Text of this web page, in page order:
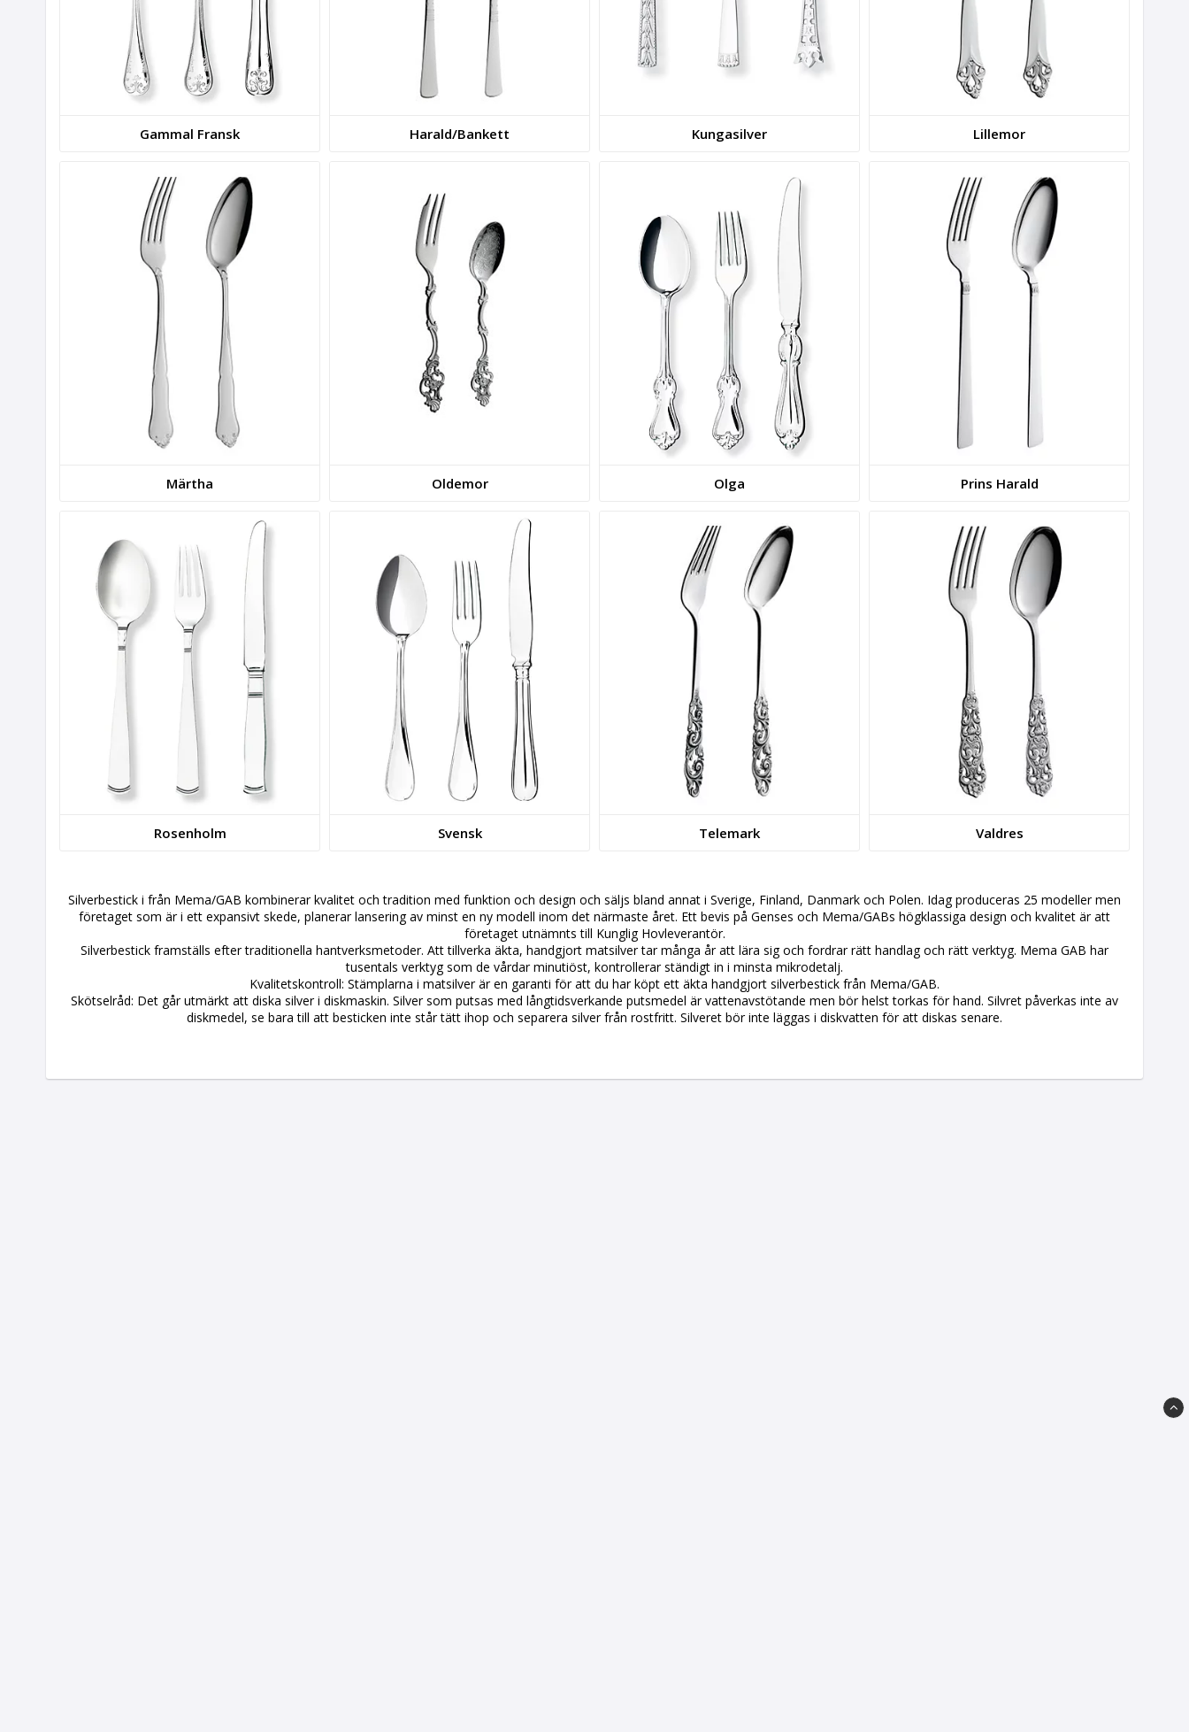
Gammal Fransk Harald/Bankett Kungasilver Lillemor
Märtha Oldemor Olga Prins Harald
Rosenholm Svensk Telemark Valdres
Silverbestick i från Mema/GAB kombinerar kvalitet och tradition med funktion och design och säljs bland annat i Sverige, Finland, Danmark och Polen. Idag produceras 25 modeller men
företaget som är i ett expansivt skede, planerar lansering av minst en ny modell inom det närmaste året. Ett bevis på Genses och Mema/GABs högklassiga design och kvalitet är att
företaget utnämnts till Kunglig Hovleverantör.
Silverbestick framställs efter traditionella hantverksmetoder. Att tillverka äkta, handgjort matsilver tar många år att lära sig och fordrar rätt handlag och rätt verktyg. Mema GAB har
tusentals verktyg som de vårdar minutiöst, kontrollerar ständigt in i minsta mikrodetalj.
Kvalitetskontroll: Stämplarna i matsilver är en garanti för att du har köpt ett äkta handgjort silverbestick från Mema/GAB.
Skötselråd: Det går utmärkt att diska silver i diskmaskin. Silver som putsas med långtidsverkande putsmedel är vattenavstötande men bör helst torkas för hand. Silvret påverkas inte av
diskmedel, se bara till att besticken inte står tätt ihop och separera silver från rostfritt. Silveret bör inte läggas i diskvatten för att diskas senare.